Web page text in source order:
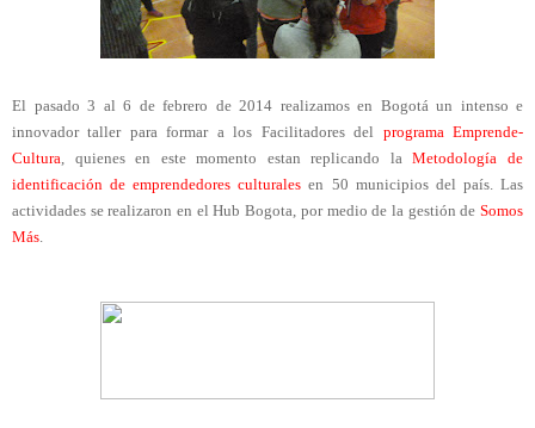
El pasado 3 al 6 de febrero de 2014 realizamos en Bogotá un intenso e
innovador taller para formar a los Facilitadores del programa Emprende-
Cultura , quienes en este momento estan replicando la Metodología de
identificación de emprendedores culturales en 50 municipios del país. Las
actividades se realizaron en el Hub Bogota, por medio de la gestión de Somos
Más